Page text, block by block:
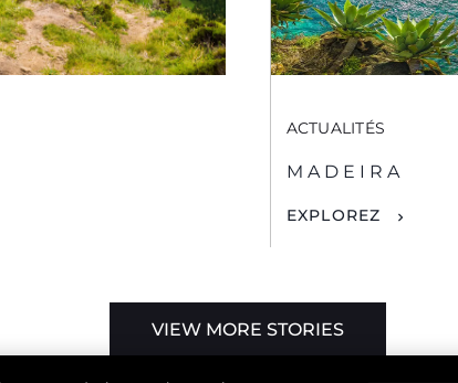
ACTUALITÉS
MADEIRA
EXPLOREZ
VIEW MORE STORIES